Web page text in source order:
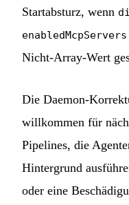
Startabsturz, wenn
enabledMcpServers
Nicht-Array-Wert
Die Daemon-
willkommen für
Pipelines, die
Hintergrund
oder eine